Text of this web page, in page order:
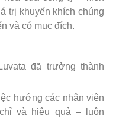
trị khuyến khích chúng
và có mục đích.
đã trưởng thành
hướng các nhân viên
và hiệu quả – luôn